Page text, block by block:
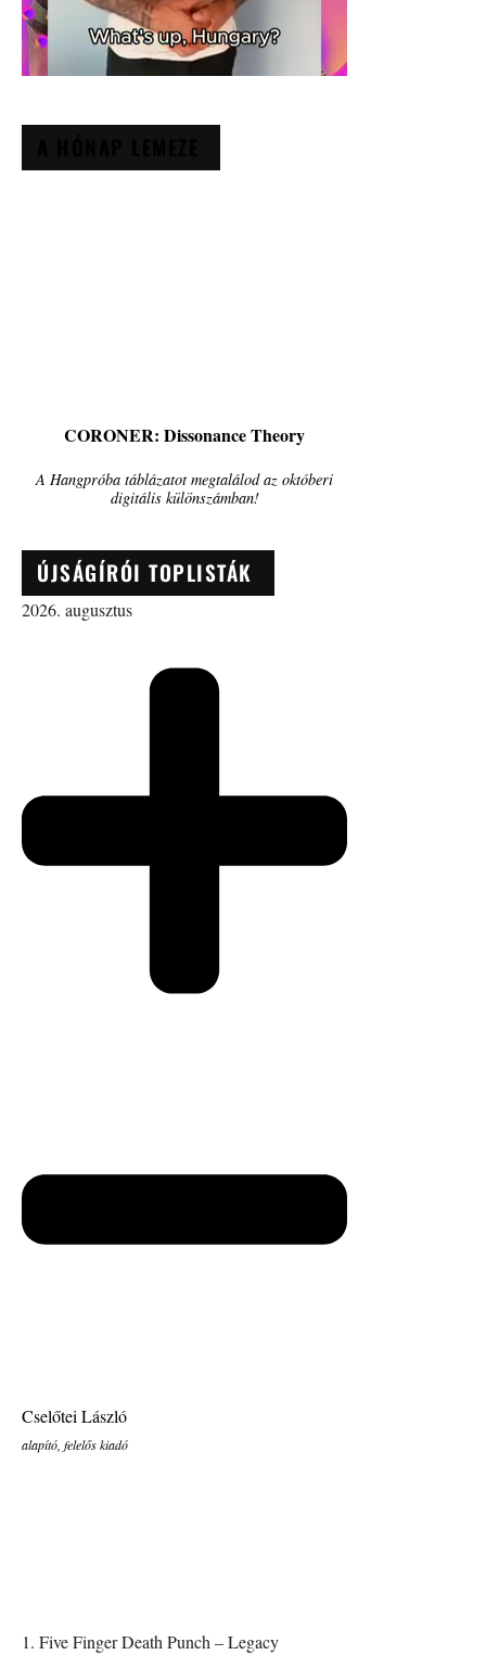
CORONER: Dissonance Theory
A Hangpróba táblázatot megtalálod az októberi
digitális különszámban!
ÚJSÁGÍRÓI TOPLISTÁK
2026. augusztus
Cselőtei László
alapító, felelős kiadó
1. Five Finger Death Punch – Legacy